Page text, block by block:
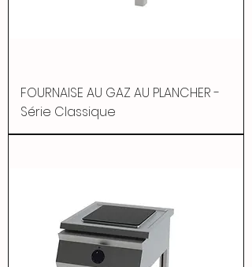
FOURNAISE AU GAZ AU PLANCHER -
Série Classique